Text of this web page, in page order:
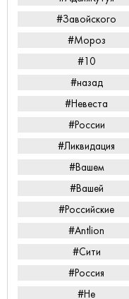
#Завойского
#Мороз
#10
#назад
#Невеста
#России
#Ликвидация
#Вашем
#Вашей
#Российские
#Antlion
#Сити
#Россия
#Не